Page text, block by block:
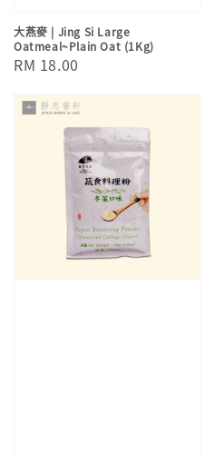
大燕麥 | Jing Si Large
Oatmeal~Plain Oat (1Kg)
Regular
RM 18.00